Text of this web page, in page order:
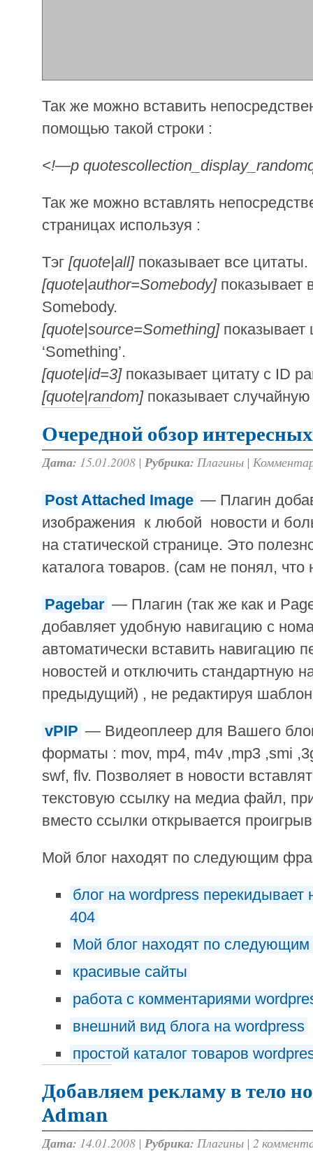
Так же можно вставить
помощью такой строки :
<!—p
Так же можно вставлять
страницах используя :
Тэг [quote|all]показывает все цитаты.
[quote|author=Somebody]показывает
Somebody.
[quote|source=Something]показывает
‘Something’.
[quote|id=3]показывает цитату с ID
[quote|random]показывает случайную
Очередной обзор
Дата: 15.01.2008 | Рубрика: Плагины |
Post Attached Image — Плагин
изображения к любой новости и
на статической странице. Это
каталога товаров. (сам не понял, что
Pagebar — Плагин (так же как и
добавляет удобную навигацию с
автоматически вставить навигацию
новостей и отключить стандартную
предыдущий) , не редактируя
vPIP — Видеоплеер для Вашего
форматы : mov, mp4, m4v ,mp3 ,smi
swf, flv. Позволяет в новости
текстовую ссылку на медиа файл,
вместо ссылки открывается
Мой блог находят по следующим
блог на wordpress перекидывает
404
Мой блог находят по
красивые сайты
работа с комментариями
внешний вид блога на wordpress
простой каталог товаров
Добавляем рекламу в тело
Adman
Дата: 14.01.2008 | Рубрика: Плагины | 2